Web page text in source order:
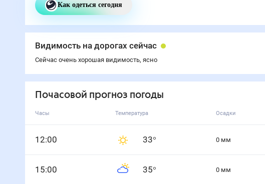
Как одеться сегодня
Видимость на дорогах сейчас
Сейчас очень хорошая видимость, ясно
Почасовой прогноз погоды
Часы Температура Осадки
12:00 33° 0мм
15:00 35° 0мм